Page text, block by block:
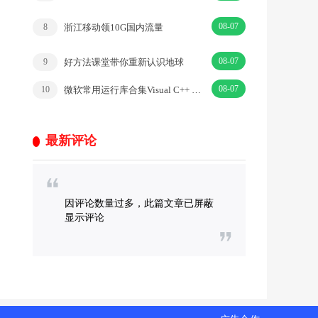
8 浙江移动领10G国内流量 08-07
9 好方法课堂带你重新认识地球 08-07
10 微软常用运行库合集Visual C++ 2025(05.30) 08-07
最新评论
因评论数量过多，此篇文章已屏蔽
显示评论